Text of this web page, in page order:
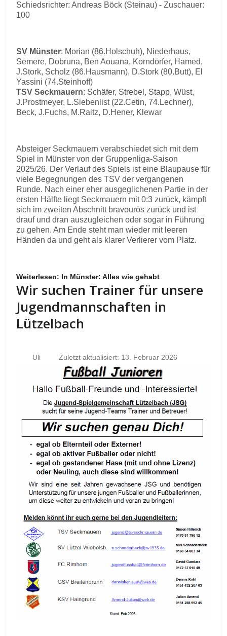
Schiedsrichter: Andreas Böck (Steinau) - Zuschauer:
100
SV Münster: Morian (86.Holschuh), Niederhaus,
Semere, Dobruna, Ben Aouana, Korndörfer, Hamed,
J.Stork, Scholz (86.Hausmann), D.Stork (80.Butt), El
Yassini (74.Steinhoff)
TSV Seckmauern: Schäfer, Strebel, Stapp, Wüst,
J.Prostmeyer, L.Siebenlist (22.Cetin, 74.Lechner),
Beck, J.Fuchs, M.Raitz, D.Hener, Klewar
Absteiger Seckmauern verabschiedet sich mit dem
Spiel in Münster von der Gruppenliga-Saison
2025/26. Der Verlauf des Spiels ist eine Blaupause für
viele Begegnungen des TSV der vergangenen
Runde. Nach einer eher ausgeglichenen Partie in der
ersten Hälfte liegt Seckmauern mit 0:3 zurück, kämpft
sich im zweiten Abschnitt bravourös zurück und ist
drauf und dran auszugleichen oder sogar in Führung
zu gehen. Am Ende steht man wieder mit leeren
Händen da und geht als klarer Verlierer vom Platz.
Weiterlesen: In Münster: Alles wie gehabt
Wir suchen Trainer für unsere
Jugendmannschaften in
Lützelbach
Uli Zuletzt aktualisiert: 13. Februar 2026